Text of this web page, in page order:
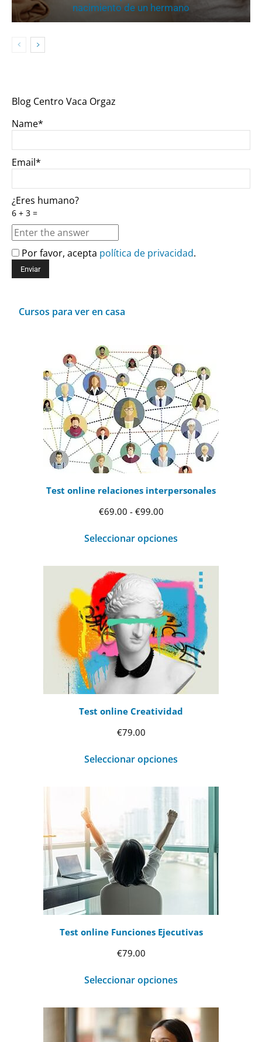
nacimiento de un hermano
Blog Centro Vaca Orgaz
Name*
Email*
¿Eres humano?
6 + 3 =
Por favor, acepta política de privacidad.
Cursos para ver en casa
Test online relaciones interpersonales
€69.00 - €99.00Rango
precios:
desde
€69.00
hasta
€99.00
Seleccionar opciones
Test online Creatividad
€79.00
Seleccionar opciones
Test online Funciones Ejecutivas
€79.00
Seleccionar opciones